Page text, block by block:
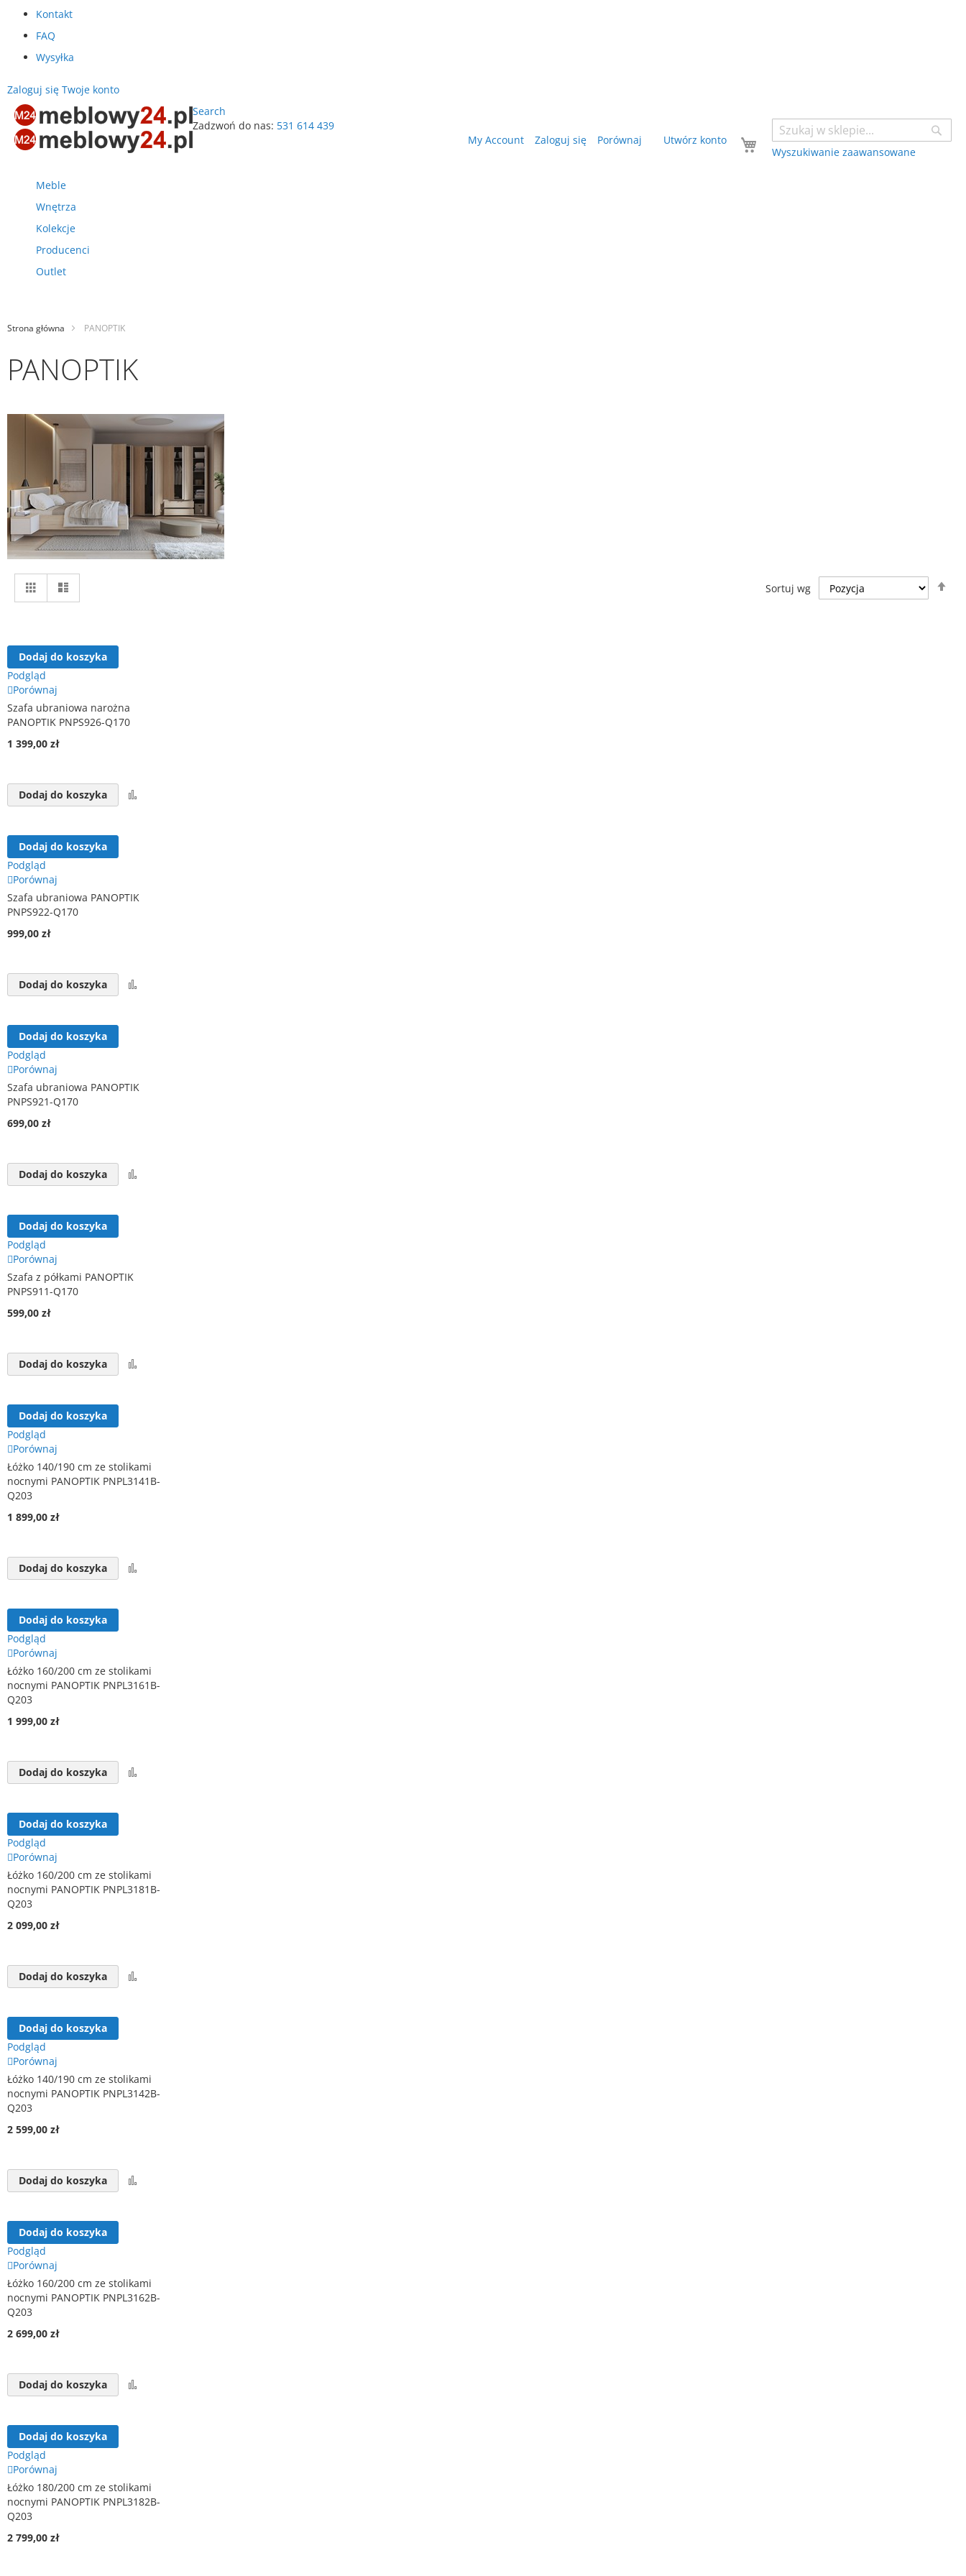
Kontakt
FAQ
Wysyłka
Zaloguj się Twoje konto
Search
Wyszukiwanie zaawansowane
Zadzwoń do nas: 531 614 439
Twój koszyk
My Account Zaloguj się Porównaj Utwórz konto
Meble
Wnętrza
Kolekcje
Producenci
Outlet
Strona główna PANOPTIK
PANOPTIK
Zobacz
jako
Siatka Sortuj wg
Dodaj do koszyka
Podgląd
Porównaj
Szafa ubraniowa narożna
PANOPTIK PNPS926-Q170
1 399,00 zł
Dodaj do koszyka
Dodaj do koszyka
Podgląd
Porównaj
Szafa ubraniowa PANOPTIK
PNPS922-Q170
999,00 zł
Dodaj do koszyka
Dodaj do koszyka
Podgląd
Porównaj
Szafa ubraniowa PANOPTIK
PNPS921-Q170
699,00 zł
Dodaj do koszyka
Dodaj do koszyka
Podgląd
Porównaj
Szafa z półkami PANOPTIK
PNPS911-Q170
599,00 zł
Dodaj do koszyka
Dodaj do koszyka
Podgląd
Porównaj
Łóżko 140/190 cm ze stolikami
nocnymi PANOPTIK PNPL3141B-
Q203
1 899,00 zł
Dodaj do koszyka
Dodaj do koszyka
Podgląd
Porównaj
Łóżko 160/200 cm ze stolikami
nocnymi PANOPTIK PNPL3161B-
Q203
1 999,00 zł
Dodaj do koszyka
Dodaj do koszyka
Podgląd
Porównaj
Łóżko 160/200 cm ze stolikami
nocnymi PANOPTIK PNPL3181B-
Q203
2 099,00 zł
Dodaj do koszyka
Dodaj do koszyka
Podgląd
Porównaj
Łóżko 140/190 cm ze stolikami
nocnymi PANOPTIK PNPL3142B-
Q203
2 599,00 zł
Dodaj do koszyka
Dodaj do koszyka
Podgląd
Porównaj
Łóżko 160/200 cm ze stolikami
nocnymi PANOPTIK PNPL3162B-
Q203
2 699,00 zł
Dodaj do koszyka
Dodaj do koszyka
Podgląd
Porównaj
Łóżko 180/200 cm ze stolikami
nocnymi PANOPTIK PNPL3182B-
Q203
2 799,00 zł